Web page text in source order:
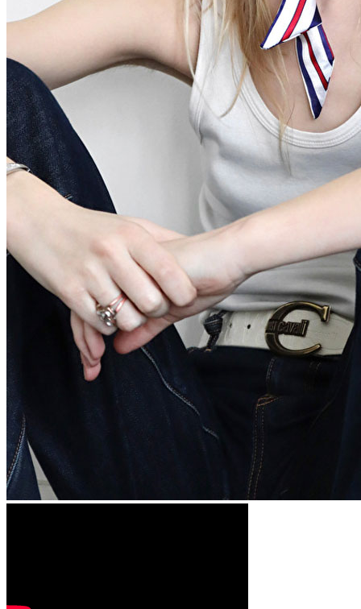
Modèles en Ville
Berlin
Düsseldorf
Hambourg
Cologne